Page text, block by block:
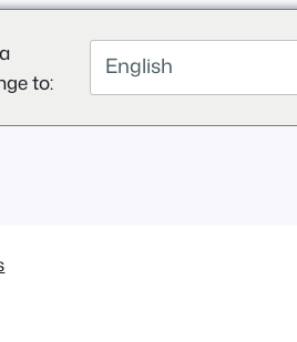
to:
English